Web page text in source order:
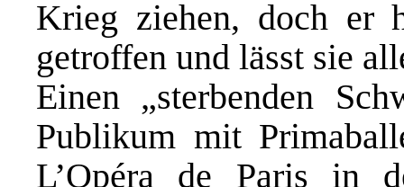
Krieg ziehen, doch er
getroffen und lässt sie
Einen „sterbenden
Publikum mit
L’Opéra de Paris in